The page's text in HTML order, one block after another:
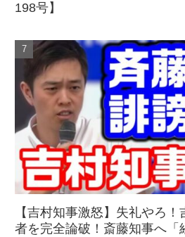
198号】
【吉村知事激怒】失礼やろ
者を完全論破！斎藤知事へ「